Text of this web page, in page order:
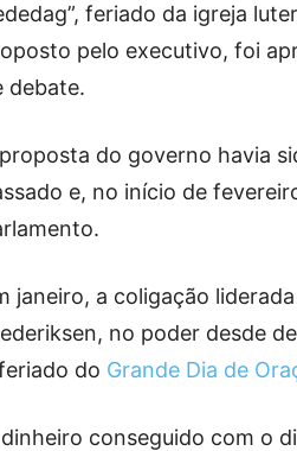
feriado da igreja
pelo executivo, foi
debate.
do governo havia
e, no início de
janeiro, a coligação
no poder desde
do Grande Dia de
conseguido com o